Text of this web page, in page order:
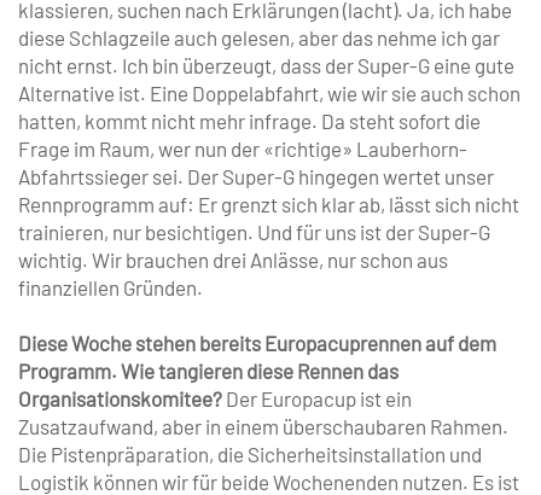
klassieren, suchen nach Erklärungen (lacht). Ja, ich habe
diese Schlagzeile auch gelesen, aber das nehme ich gar
nicht ernst. Ich bin überzeugt, dass der Super-G eine gute
Alternative ist. Eine Doppelabfahrt, wie wir sie auch schon
hatten, kommt nicht mehr infrage. Da steht sofort die
Frage im Raum, wer nun der «richtige» Lauberhorn-
Abfahrts­sieger sei. Der Super-G hingegen wertet unser
Rennprogramm auf: Er grenzt sich klar ab, lässt sich nicht
trainieren, nur besichtigen. Und für uns ist der Super-G
wichtig. Wir brauchen drei Anlässe, nur schon aus
finanziellen Gründen.
Diese Woche stehen bereits Europacuprennen auf dem
Programm. Wie tangieren diese Rennen das
Organisationskomitee? Der Europacup ist ein
Zusatzaufwand, aber in einem überschaubaren Rahmen.
Die Pistenpräparation, die Sicherheitsinstallation und
Logistik können wir für beide Wochenenden nutzen. Es ist